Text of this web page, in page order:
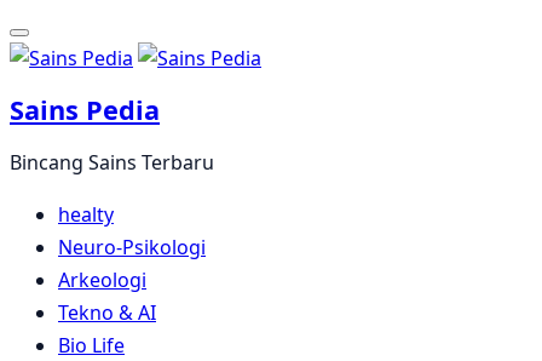
Langsung
ke
Sains Pedia
Bincang Sains Terbaru
healty
Neuro-Psikologi
Arkeologi
Tekno & AI
Bio Life